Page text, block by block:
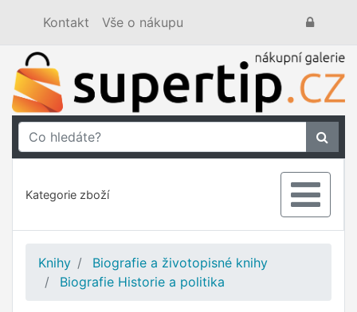
Kontakt Vše o nákupu
Kategorie zboží
Knihy
Biografie a životopisné knihy
Biografie Historie a politika